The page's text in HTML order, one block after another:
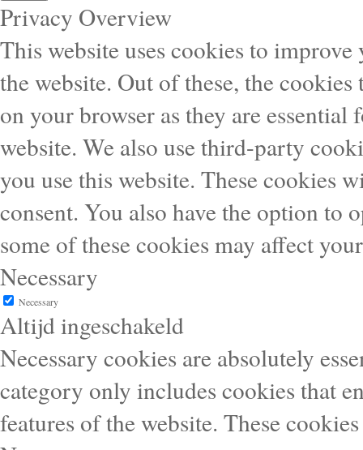
Privacy Overview
This website uses cookies to
the website. Out of these, the cookies
on your browser as they are
website. We also use third-party
you use this website. These cookies
consent. You also have the option
some of these cookies may affect
Necessary
Necessary
Altijd ingeschakeld
Necessary cookies are absolutely
category only includes cookies that
features of the website. These